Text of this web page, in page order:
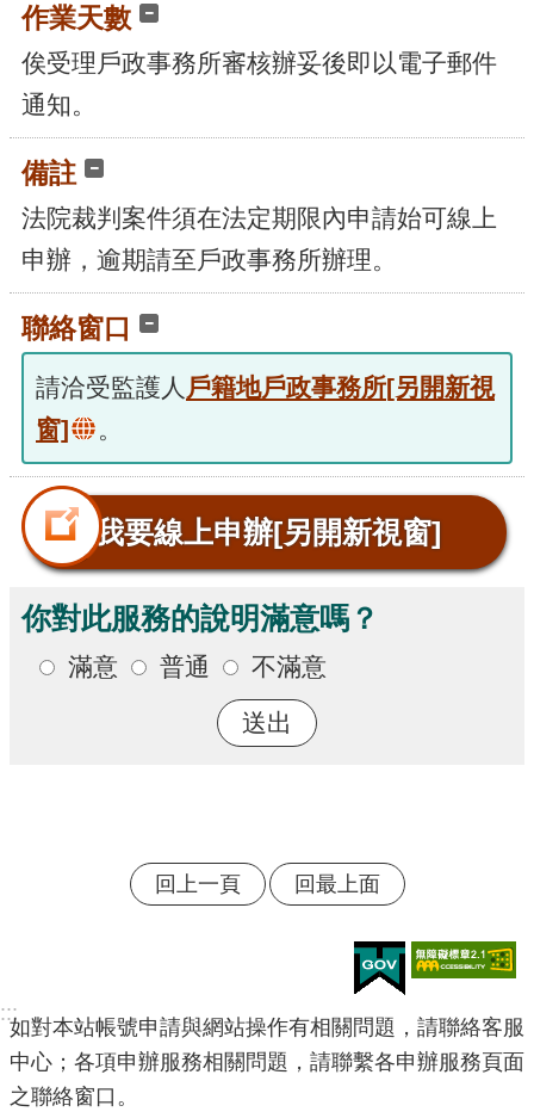
作業天數
俟受理戶政事務所審核辦妥後即以電子郵件
通知。
備註
法院裁判案件須在法定期限內申請始可線上
申辦，逾期請至戶政事務所辦理。
聯絡窗口
請洽受監護人 戶籍地戶政事務所[另開新視
窗]
。
我要線上申辦[另開新視窗]
你對此服務的說明滿意嗎？
滿意 普通 不滿意
回上一頁 回最上面
:::
如對本站帳號申請與網站操作有相關問題，請聯絡客服
中心；各項申辦服務相關問題，請聯繫各申辦服務頁面
之聯絡窗口。